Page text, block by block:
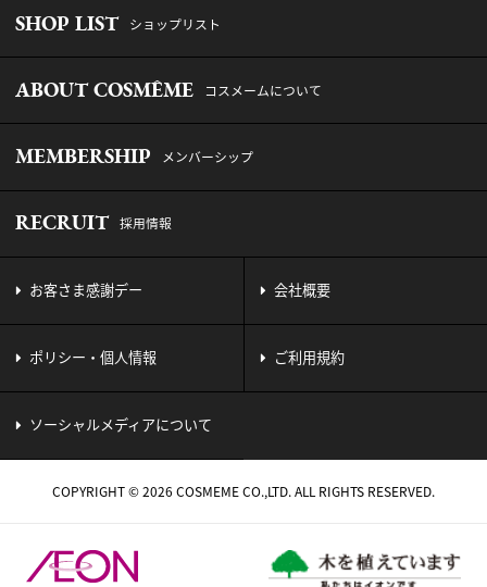
SHOP LIST ショップリスト
ABOUT COSMÊME コスメームについて
MEMBERSHIP メンバーシップ
RECRUIT 採用情報
お客さま感謝デー 会社概要
ポリシー・個人情報 ご利用規約
ソーシャルメディアについて
COPYRIGHT © 2026 COSMEME CO.,LTD. ALL RIGHTS RESERVED.